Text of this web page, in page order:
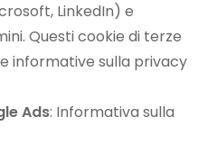
LinkedIn) e
Questi cookie di terze
informative sulla privacy
Ads: Informativa sulla